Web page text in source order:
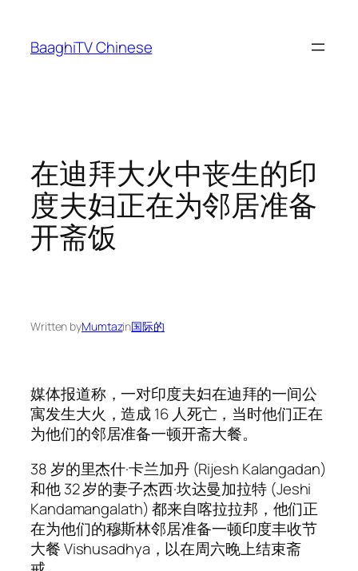
content
BaaghiTV Chinese
在迪拜大火中丧生的印
度夫妇正在为邻居准备
开斋饭
Written byMumtazin国际的
媒体报道称，一对印度夫妇在迪拜的一间公
寓发生大火，造成 16 人死亡，当时他们正在
为他们的邻居准备一顿开斋大餐。
38 岁的里杰什·卡兰加丹 (Rijesh Kalangadan)
和他 32 岁的妻子杰西·坎达曼加拉特 (Jeshi
Kandamangalath) 都来自喀拉拉邦，他们正
在为他们的穆斯林邻居准备一顿印度丰收节
大餐 Vishusadhya，以在周六晚上结束斋